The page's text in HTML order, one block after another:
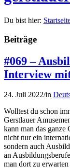
Du bist hier:
Beiträge
#069 –
Interview
24. Juli 2022/in
Wolltest du schon
Gerstlauer
kann man das
nicht nur ein
sondern auch
an
man dort zu erwarten